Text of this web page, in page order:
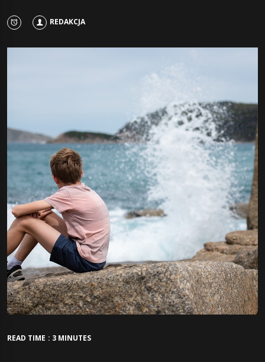
REDAKCJA
READ TIME : 3 MINUTES